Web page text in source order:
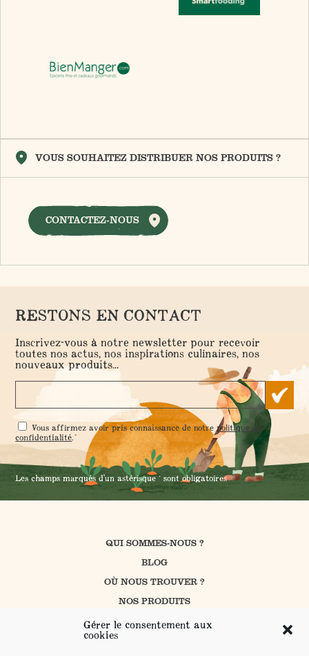
Gérer le consentement aux
cookies
VOUS SOUHAITEZ DISTRIBUER NOS PRODUITS ?
CONTACTEZ-NOUS
RESTONS EN CONTACT
Inscrivez-vous à notre newsletter pour recevoir
toutes nos actus, nos inspirations culinaires, nos
nouveaux produits...
RGPD
*
Vous affirmez avoir pris connaissance de notrepolitique de
confidentialité.*
Les champs marqués d'un astérisque * sont obligatoires
QUI SOMMES-NOUS ?
BLOG
OÙ NOUS TROUVER ?
NOS PRODUITS
CUISINER AVEC PROSAIN
NOS ENGAGEMENTS